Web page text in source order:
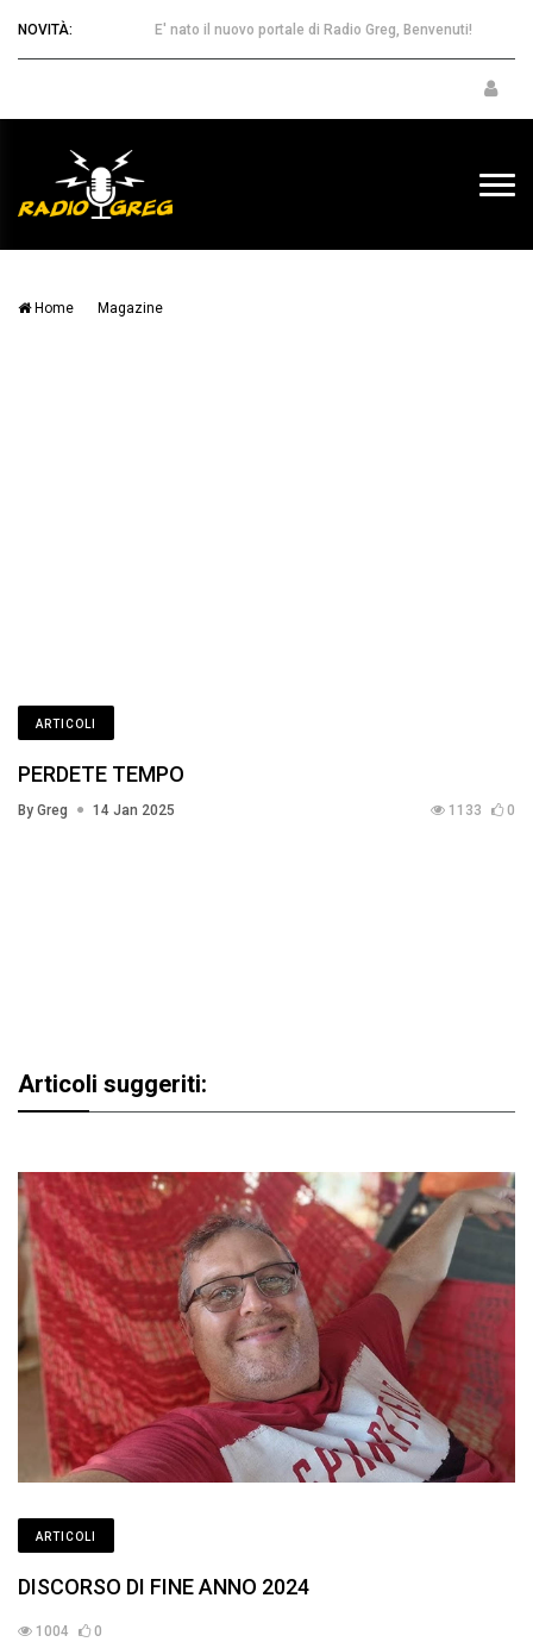
NOVITÀ: E' nato il nuovo portale di Radio Greg, Benvenuti!
Home Magazine
ARTICOLI
PERDETE TEMPO
By Greg 14 Jan 2025 1133 0
Articoli suggeriti:
ARTICOLI
DISCORSO DI FINE ANNO 2024
1004 0